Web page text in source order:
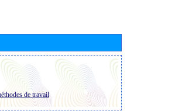
de travail